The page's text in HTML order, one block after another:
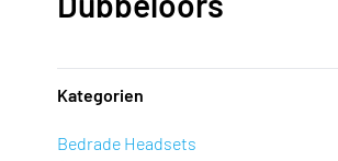
Kategorien
Bedrade Headsets